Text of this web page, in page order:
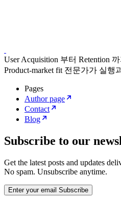
User Acquisition 부터 Retention
Product-market fit 전문가가 실행
Pages
Author page
Contact
Blog
Subscribe to our
Get the latest posts and updates
No spam. Unsubscribe anytime.
Enter your email Subscribe